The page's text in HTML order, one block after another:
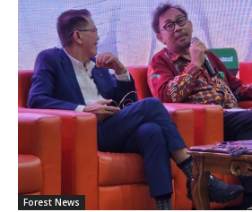
Forest News